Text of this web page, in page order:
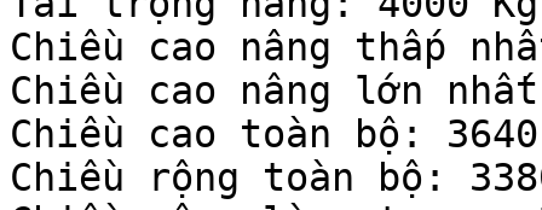
Chiều cao nâng thấp
Chiều cao nâng lớn
Chiều cao toàn bộ: 3640
Chiều rộng toàn bộ: